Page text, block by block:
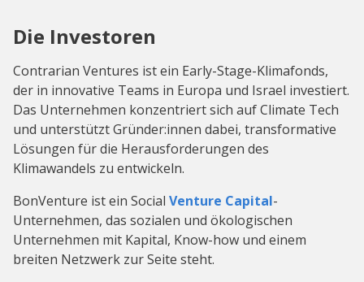
Die Investoren
Contrarian Ventures ist ein Early-Stage-Klimafonds,
der in innovative Teams in Europa und Israel investiert.
Das Unternehmen konzentriert sich auf Climate Tech
und unterstützt Gründer:innen dabei, transformative
Lösungen für die Herausforderungen des
Klimawandels zu entwickeln.
BonVenture ist ein Social Venture Capital-
Unternehmen, das sozialen und ökologischen
Unternehmen mit Kapital, Know-how und einem
breiten Netzwerk zur Seite steht.